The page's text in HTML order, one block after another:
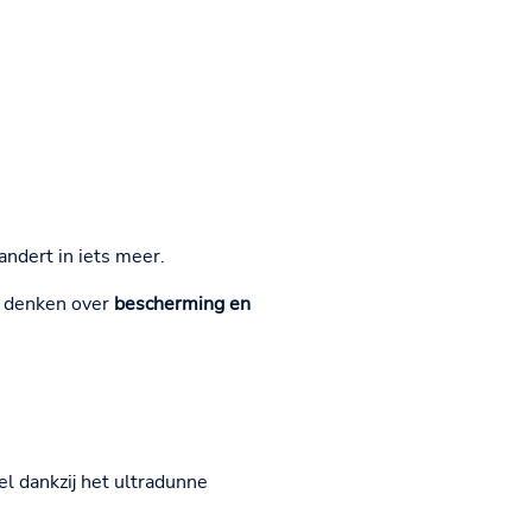
in iets meer.
over bescherming en
dankzij het ultradunne